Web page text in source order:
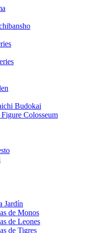
Budokai
Colosseum
Jardín
de Monos
de Leones
de Tigres